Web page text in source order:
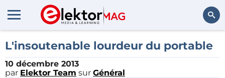
Rechercher
L'insoutenable lourdeur du portable
10 décembre 2013
par Elektor Team sur Général